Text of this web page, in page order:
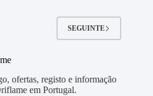
SEGUINTE
ofertas, registo e informação
em Portugal.